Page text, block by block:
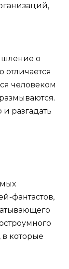
о
отличается
человеком
разгадать
фантастов,
которые